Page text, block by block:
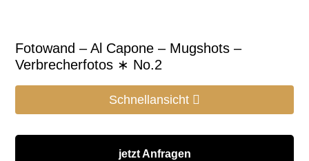
Fotowand – Al Capone – Mugshots –
Verbrecherfotos ∗ No.2
Schnellansicht
jetzt Anfragen